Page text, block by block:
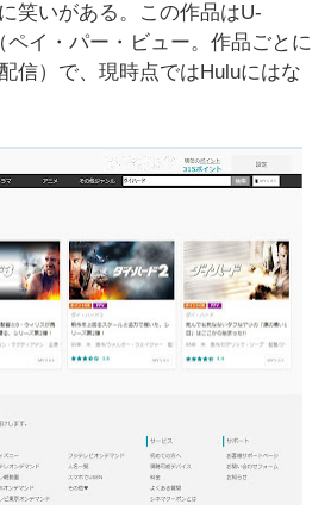
笑いがある。この作品はU-
ペイ・パー・ビュー。作品ごとに
信）で、現時点ではHuluにはな